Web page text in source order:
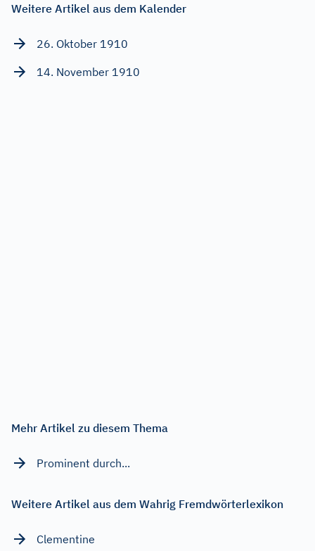
Weitere Artikel aus dem Kalender
26. Oktober 1910
14. November 1910
Mehr Artikel zu diesem Thema
Prominent durch...
Weitere Artikel aus dem Wahrig Fremdwörterlexikon
Clementine